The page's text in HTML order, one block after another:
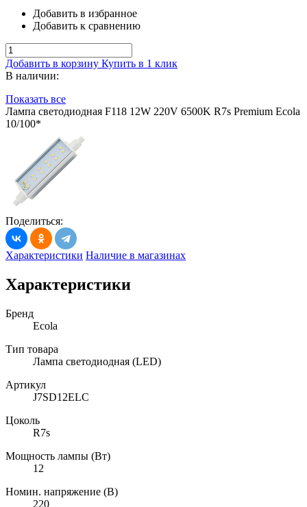
Добавить в избранное
Добавить к сравнению
Добавить в корзину Купить в 1 клик
В наличии:
Показать все
Лампа светодиодная F118 12W 220V 6500K R7s Premium Ecola
10/100*
Поделиться:
Характеристики Наличие в магазинах
Характеристики
Бренд
Ecola
Тип товара
Лампа светодиодная (LED)
Артикул
J7SD12ELC
Цоколь
R7s
Мощность лампы (Вт)
12
Номин. напряжение (В)
220